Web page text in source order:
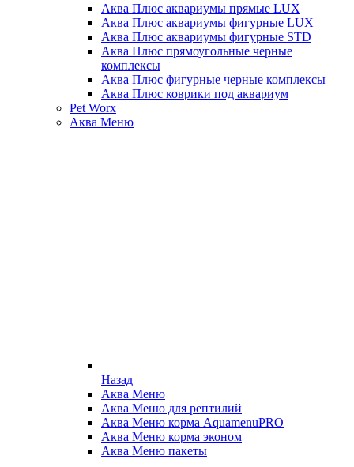
Аква Плюс аквариумы прямые LUX
Аква Плюс аквариумы фигурные LUX
Аква Плюс аквариумы фигурные STD
Аква Плюс прямоугольные черные
комплексы
Аква Плюс фигурные черные комплексы
Аква Плюс коврики под аквариум
Pet Worx
Аква Меню
Назад
Аква Меню
Аква Меню для рептилий
Аква Меню корма AquamenuPRO
Аква Меню корма эконом
Аква Меню пакеты